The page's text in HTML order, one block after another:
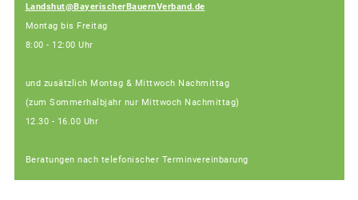
Landshut@BayerischerBauernVerband.de
Montag bis Freitag
8:00 - 12:00 Uhr
und zusätzlich Montag & Mittwoch Nachmittag
(zum Sommerhalbjahr nur Mittwoch Nachmittag)
12.30 - 16.00 Uhr
Beratungen nach telefonischer Terminvereinbarung